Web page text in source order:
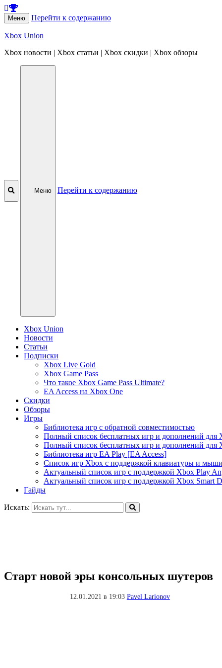
Меню Перейти к содержанию
Xbox Union
Xbox новости | Xbox статьи | Xbox скидки | Xbox обзоры
Меню Перейти к содержанию
Xbox Union
Новости
Статьи
Подписки
Xbox Live Gold
Xbox Game Pass
Что такое Xbox Game Pass Ultimate?
EA Access на Xbox One
Скидки
Обзоры
Игры
Библиотека игр с обратной совместимостью
Полный список бесплатных игр и дополнений для
Полный список бесплатных игр и дополнений для
Библиотека игр EA Play [EA Access]
Список игр Xbox c поддержкой клавиатуры и мыши
Актуальный список игр с поддержкой Xbox Play
Актуальный список игр с поддержкой Xbox Smart
Гайды
Искать:
Старт новой эры консольных шутеров
12.01.2021 в 19:03 Pavel Larionov